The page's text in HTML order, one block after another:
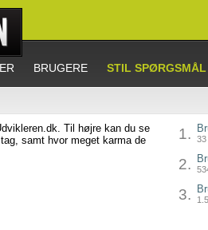
BRUGERE STIL SPØRGSMÅL
Til højre kan du se
samt hvor meget karma de
1.
2.
3.